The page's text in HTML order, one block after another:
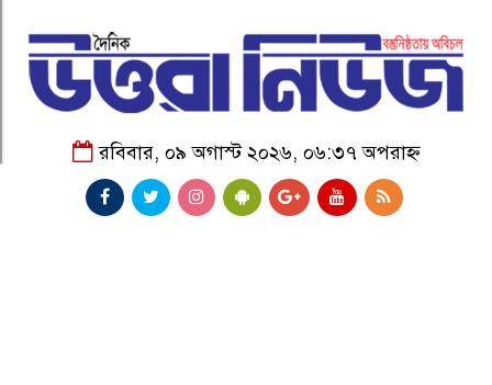
রবিবার, ০৯ অগাস্ট ২০২৬, ০৬:৩৭ অপরাহ্ন